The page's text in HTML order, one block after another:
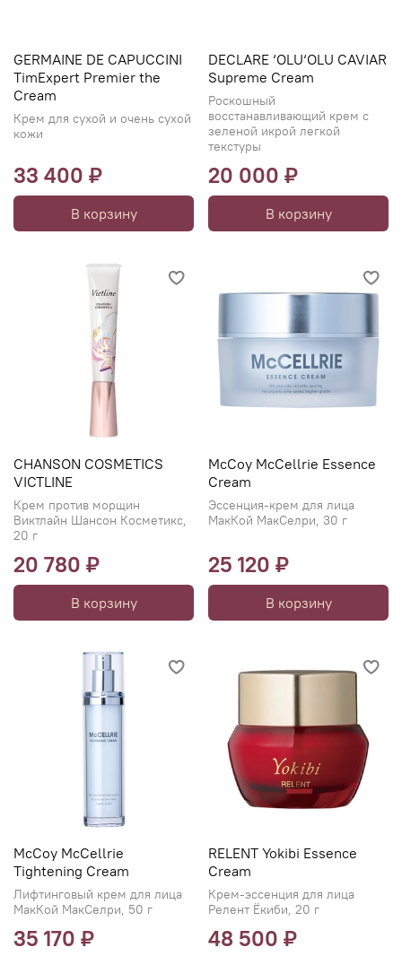
GERMAINE DE CAPUCCINI
TimExpert Premier the
Cream
Крем для сухой и очень сухой
кожи
33 400 ₽
В корзину
DECLARE ‘OLU‘OLU CAVIAR
Supreme Cream
Роскошный
восстанавливающий крем с
зеленой икрой легкой
текстуры
20 000 ₽
В корзину
CHANSON COSMETICS
VICTLINE
Крем против морщин
Виктлайн Шансон Косметикс,
20 г
20 780 ₽
В корзину
McCoy McCellrie Essence
Cream
Эссенция-крем для лица
МакКой МакСелри, 30 г
25 120 ₽
В корзину
McCoy McCellrie
Tightening Cream
Лифтинговый крем для лица
МакКой МакСелри, 50 г
35 170 ₽
RELENT Yokibi Essence
Cream
Крем-эссенция для лица
Релент Ёкиби, 20 г
48 500 ₽